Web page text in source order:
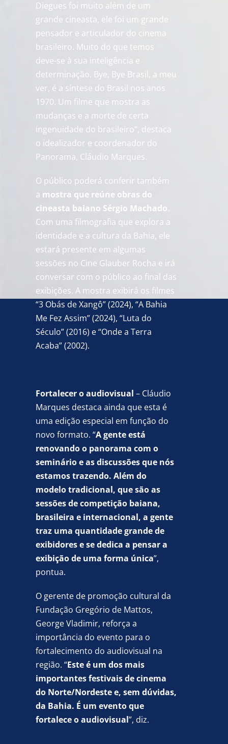
Diegues foi muito além de um
grande cineasta, ele foi um grande
pensador e articulador do cinema
brasileiro. Muito do que temos
deve-se à sua inteligência e
determinação. Bye, Bye Brasil, a meu
ver, é a síntese do Brasil nos anos
1970. Um filme que mostra as
mudanças e a morte de certa
ingenuidade do brasileiro”, destaca
o idealizador e coordenador do
Panorama, Cláudio Marques.
O público poderá conferir também
a mostra que reúne obras do
cineasta baiano Sérgio Machado.
Com uma filmografia que explora a
identidade e a cultura da Bahia, ele
estará presente em algumas
sessões no Cine Glauber Rocha e irá
conversar com o público ao final das
exibições. A mostra exibirá os filmes
“3 Obás de Xangô” (2024), “A Bahia
Me Fez Assim” (2024), “Luta do
Século” (2016) e “Onde a Terra
Acaba” (2002).
Fortalecer o audiovisual – Cláudio
Marques destaca ainda que esta é
uma edição especial em função do
novo formato. “A gente está
renovando o panorama com o
seminário e as discussões que nós
estamos trazendo. Além do
modelo tradicional, que são as
sessões de competição baiana,
brasileira e internacional, a gente
traz uma quantidade grande de
exibidores e se dedica a pensar a
exibição de uma forma única”,
pontua.
O gerente de promoção cultural da
Fundação Gregório de Mattos,
George Vladimir, reforça a
importância do evento para o
fortalecimento do audiovisual na
região. “Este é um dos mais
importantes festivais de cinema
do Norte/Nordeste e, sem dúvidas,
da Bahia. É um evento que
fortalece o audiovisual”, diz.